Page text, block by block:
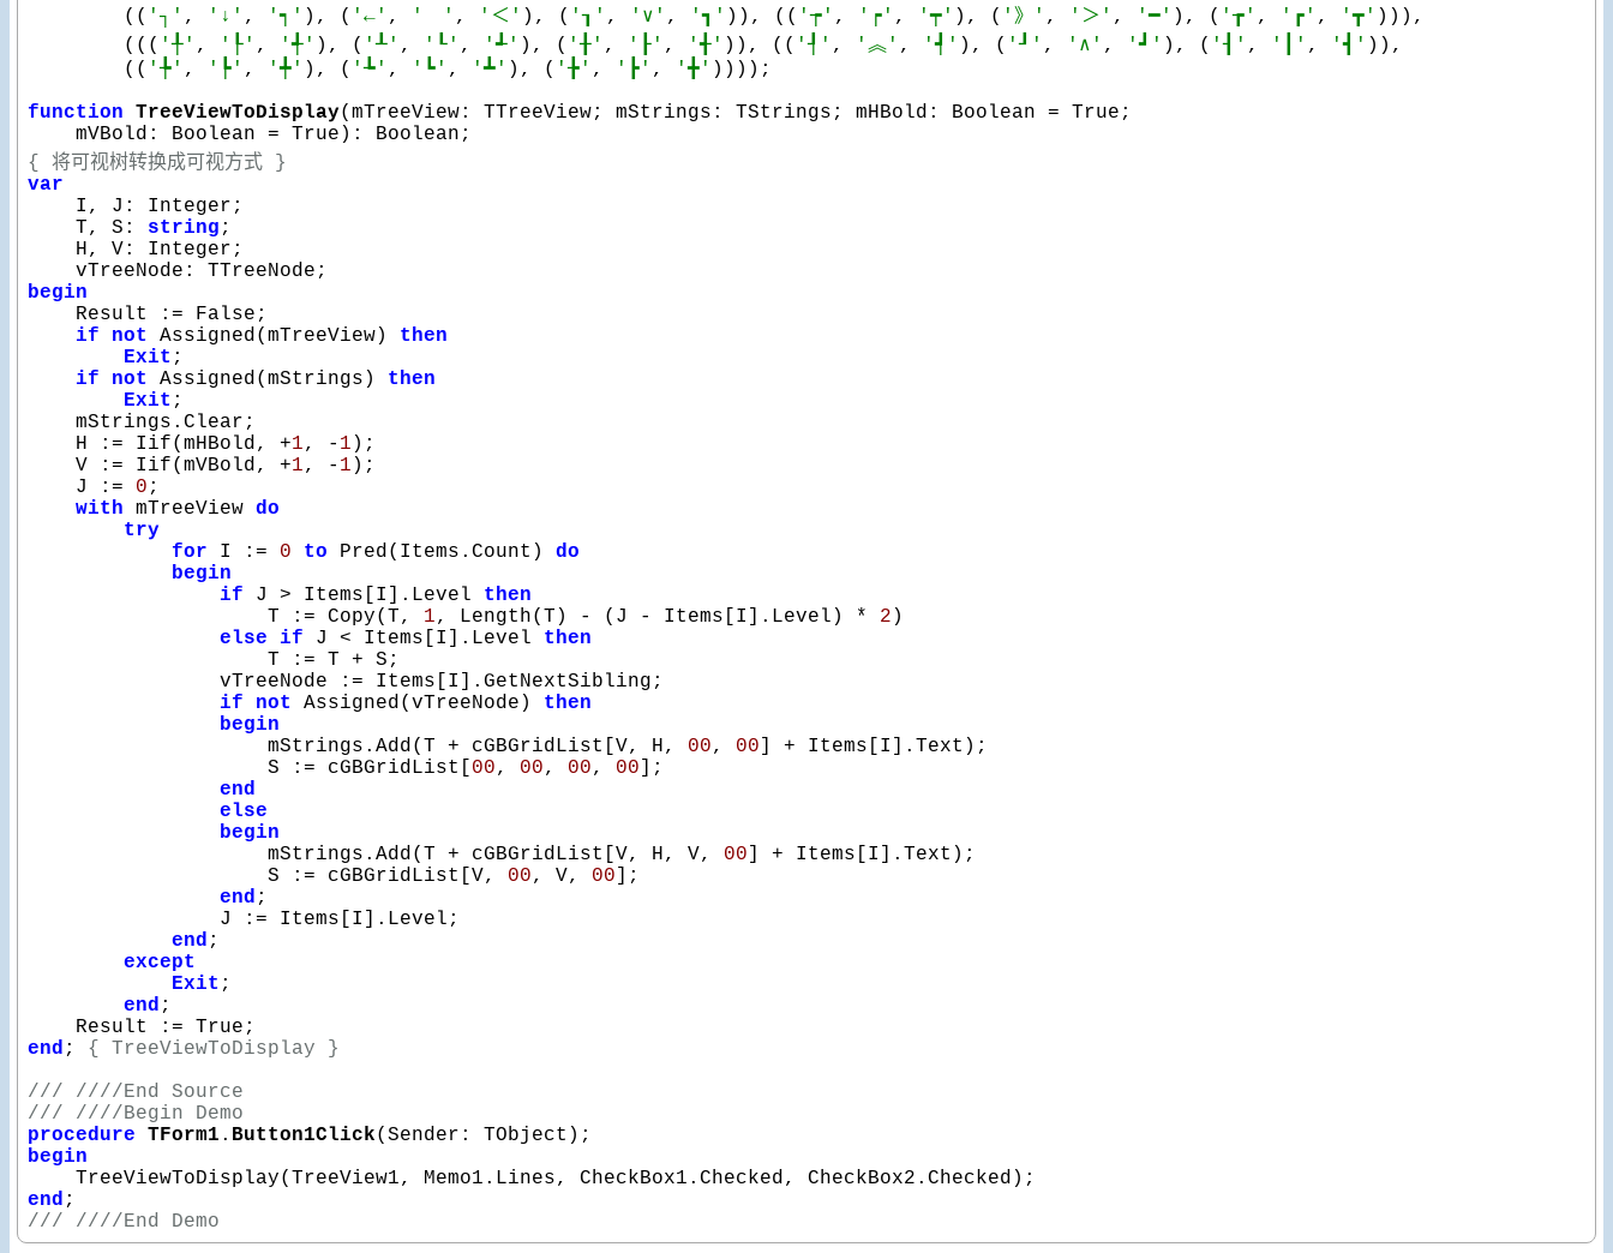
(( '┐' , '↓' , '┑' ), ( '←' , '　' , '＜' ), ( '┒' , '∨' , '┓' )), (( '┮' , '┍' , '┯' ), ( '》' , '＞' , '━' ), ( '┲' , '┏' , '┳' ))),
((( '╀' , '┞' , '╃' ), ( '┸' , '┖' , '┹' ), ( '╂' , '┠' , '╉' )), (( '┦' , '︽' , '┩' ), ( '┚' , '∧' , '┛' ), ( '┨' , '┃' , '┫' )),
(( '╄' , '┡' , '╇' ), ( '┺' , '┗' , '┻' ), ( '╊' , '┣' , '╋' ))));
function
TreeViewToDisplay(mTreeView: TTreeView; mStrings: TStrings; mHBold: Boolean = True;
mVBold: Boolean = True) :
{ 将可视树转换成可视方式 }
var
I, J: Integer;
T, S: string ;
H, V: Integer;
begin
Result := False;
if
not Assigned(mTreeView) then
Exit ;
if
not Assigned(mStrings) then
Exit ;
mStrings.Clear;
H := Iif(mHBold, +1, - 1 );
V := Iif(mVBold, +1, - 1 );
J := 0 ;
with mTreeView do
try
for I := 0 to Pred(Items.Count) do
begin
if J > Items[I].Level then
T := Copy(T, 1, Length(T) - (J - Items[I].Level) * 2 )
else
if J < Items[I].Level then
T := T + S;
vTreeNode := Items[I].GetNextSibling;
if
not Assigned(vTreeNode) then
begin
mStrings.Add(T + cGBGridList[V, H, 00, 00 ] + Items[I].Text);
S := cGBGridList[ 00, 00, 00, 00 ];
end
else
begin
mStrings.Add(T + cGBGridList[V, H, V, 00 ] + Items[I].Text);
S := cGBGridList[V, 00, V, 00 ];
end ;
J := Items[I].Level;
end ;
except
Exit ;
end ;
end ; { TreeViewToDisplay }
/// ////End Source
/// ////Begin Demo
procedure
TForm1 . Button1Click(Sender: TObject) ;
begin
end
/// ////End Demo